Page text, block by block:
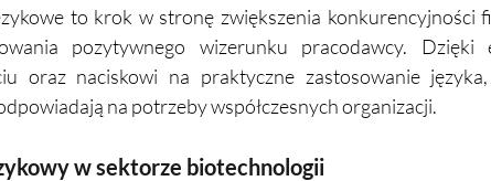
to krok w stronę zwiększenia konkurencyjności
pozytywnego wizerunku pracodawcy. Dzięki
oraz naciskowi na praktyczne zastosowanie
na potrzeby współczesnych organizacji.
w sektorze biotechnologii